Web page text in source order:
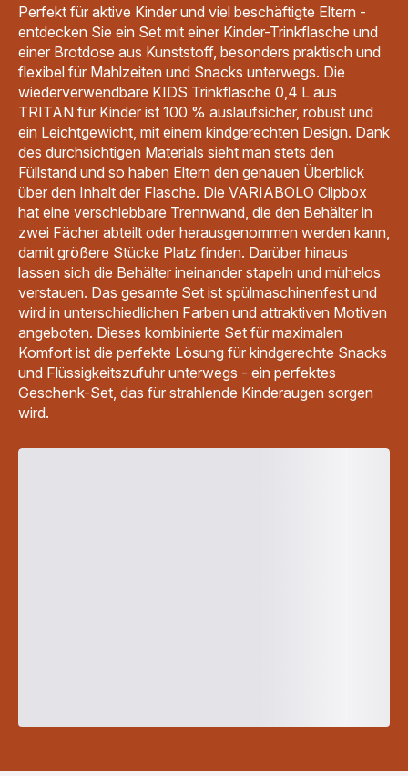
Perfekt für aktive Kinder und viel beschäftigte Eltern -
entdecken Sie ein Set mit einer Kinder-Trinkflasche und
einer Brotdose aus Kunststoff, besonders praktisch und
flexibel für Mahlzeiten und Snacks unterwegs. Die
wiederverwendbare KIDS Trinkflasche 0,4 L aus
TRITAN für Kinder ist 100 % auslaufsicher, robust und
ein Leichtgewicht, mit einem kindgerechten Design. Dank
des durchsichtigen Materials sieht man stets den
Füllstand und so haben Eltern den genauen Überblick
über den Inhalt der Flasche. Die VARIABOLO Clipbox
hat eine verschiebbare Trennwand, die den Behälter in
zwei Fächer abteilt oder herausgenommen werden kann,
damit größere Stücke Platz finden. Darüber hinaus
lassen sich die Behälter ineinander stapeln und mühelos
verstauen. Das gesamte Set ist spülmaschinenfest und
wird in unterschiedlichen Farben und attraktiven Motiven
angeboten. Dieses kombinierte Set für maximalen
Komfort ist die perfekte Lösung für kindgerechte Snacks
und Flüssigkeitszufuhr unterwegs - ein perfektes
Geschenk-Set, das für strahlende Kinderaugen sorgen
wird.